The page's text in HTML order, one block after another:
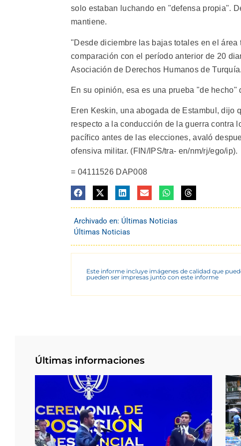
solo estaban luchando en "defensa propia".
mantiene.
"Desde diciembre las bajas totales en el
comparación con el período anterior de 20
Asociación de Derechos Humanos de Turquía.
En su opinión, esa es una prueba "de
Eren Keskin, una abogada de Estambul, dijo
respecto a la conducción de la guerra contra
pacífico antes de las elecciones, avaló
ofensiva militar. (FIN/IPS/tra- en/nm/rj/ego/ip).
= 04111526 DAP008
Archivado en: Últimas Noticias
Últimas Noticias
Este informe incluye imágenes de calidad que
pueden ser impresas junto con este informe
Últimas informaciones